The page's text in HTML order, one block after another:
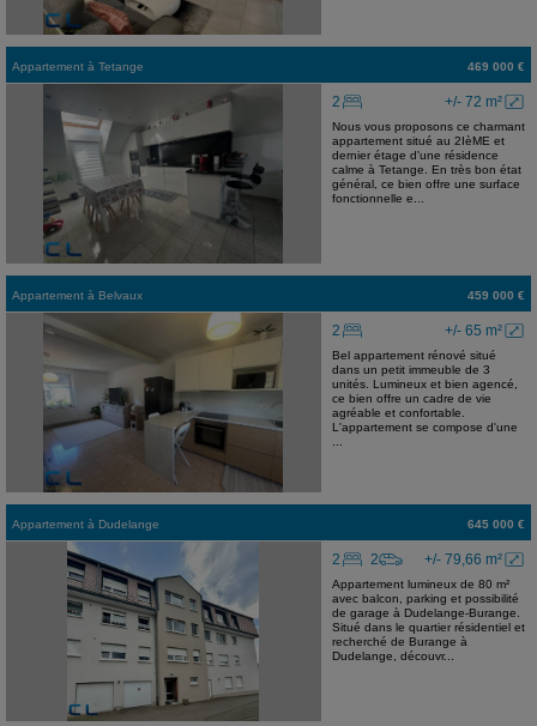
Appartement à Tetange 469 000 €
+/- 72 m²
2
Nous vous proposons ce charmant
appartement situé au 2IèME et
dernier étage d'une résidence
calme à Tetange. En très bon état
général, ce bien offre une surface
fonctionnelle e...
Appartement à Belvaux 459 000 €
+/- 65 m²
2
Bel appartement rénové situé
dans un petit immeuble de 3
unités. Lumineux et bien agencé,
ce bien offre un cadre de vie
agréable et confortable.
L'appartement se compose d'une
Appartement à Dudelange 645 000 €
+/- 79,66 m²
2 2
Appartement lumineux de 80 m²
avec balcon, parking et possibilité
de garage à Dudelange-Burange.
Situé dans le quartier résidentiel et
recherché de Burange à
Dudelange, découvr...